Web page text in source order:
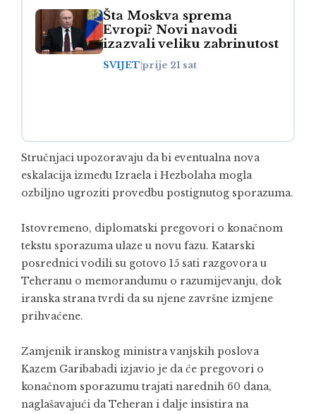
Šta Moskva sprema
Evropi? Novi navodi
izazvali veliku zabrinutost
SVIJET prije 21 sat
Stručnjaci upozoravaju da bi eventualna nova
eskalacija između Izraela i Hezbolaha mogla
ozbiljno ugroziti provedbu postignutog sporazuma.
Istovremeno, diplomatski pregovori o konačnom
tekstu sporazuma ulaze u novu fazu. Katarski
posrednici vodili su gotovo 15 sati razgovora u
Teheranu o memorandumu o razumijevanju, dok
iranska strana tvrdi da su njene završne izmjene
prihvaćene.
Zamjenik iranskog ministra vanjskih poslova
Kazem Garibabadi izjavio je da će pregovori o
konačnom sporazumu trajati narednih 60 dana,
naglašavajući da Teheran i dalje insistira na